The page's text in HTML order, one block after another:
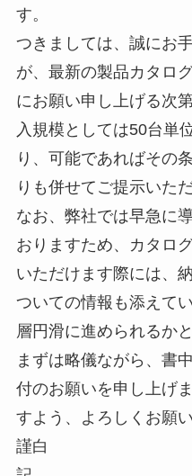
す。
つきましては、誠にお
が、最新の製品カタロ
にお願い申し上げる次
入規模としては50台単
り、可能であればその
りも併せてご提示いた
なお、弊社では早急に
おりますため、カタロ
いただけます際には、
ついての情報も添えて
層円滑に進められるか
まずは略儀ながら、書
付のお願いを申し上げ
すよう、よろしくお願
謹白